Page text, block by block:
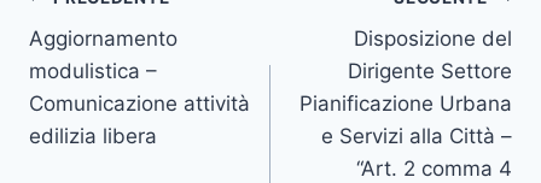
articoli
Aggiornamento
modulistica –
Comunicazione attività
edilizia libera
Disposizione del
Dirigente Settore
Pianificazione Urbana
e Servizi alla Città –
“Art. 2 comma 4